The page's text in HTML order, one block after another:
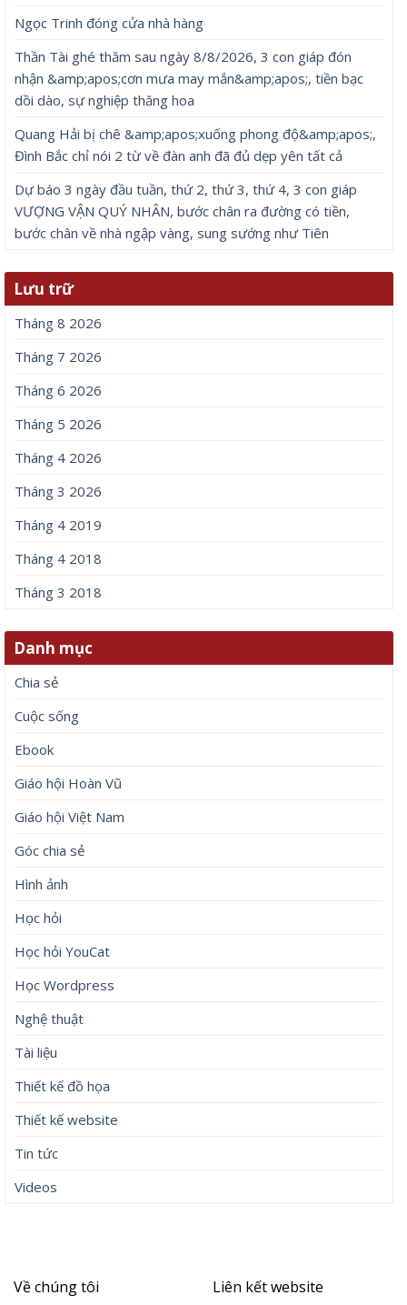
Ngọc Trinh đóng cửa nhà hàng
Thần Tài ghé thăm sau ngày 8/8/2026, 3 con giáp đón
nhận &amp;apos;cơn mưa may mắn&amp;apos;, tiền bạc
dồi dào, sự nghiệp thăng hoa
Quang Hải bị chê &amp;apos;xuống phong độ&amp;apos;,
Đình Bắc chỉ nói 2 từ về đàn anh đã đủ dẹp yên tất cả
Dự báo 3 ngày đầu tuần, thứ 2, thứ 3, thứ 4, 3 con giáp
VƯỢNG VẬN QUÝ NHÂN, bước chân ra đường có tiền,
bước chân về nhà ngập vàng, sung sướng như Tiên
Lưu trữ
Tháng 8 2026
Tháng 7 2026
Tháng 6 2026
Tháng 5 2026
Tháng 4 2026
Tháng 3 2026
Tháng 4 2019
Tháng 4 2018
Tháng 3 2018
Danh mục
Chia sẻ
Cuộc sống
Ebook
Giáo hội Hoàn Vũ
Giáo hội Việt Nam
Góc chia sẻ
Hình ảnh
Học hỏi
Học hỏi YouCat
Học Wordpress
Nghệ thuật
Tài liệu
Thiết kế đồ họa
Thiết kế website
Tin tức
Videos
Về chúng tôi Liên kết website